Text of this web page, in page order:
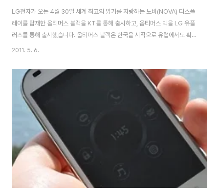
LG전자가 오는 4월 30일 세계 최고의 밝기를 자랑하는 노바(NOVA) 디스플
레이를 탑재한 옵티머스 블랙을 KT를 통해 출시하고, 옵티머스 빅을 LG 유플
러스를 통해 출시했습니다. 옵티머스 블랙은 한국을 시작으로 유럽에서도 확대
출시할 예정인 글로벌 전략폰으로 옵티머스라는 LG의 안드로이드 스마트폰
합니다. 옵티머스 빅의 경우도 큰 디스플레이를 바탕으로 멀티미디어에 특성화
된 스마트폰입니다. 옵티머스 블랙의 쿼트런트 점수 측정은 2회 했는데요. 점
수는 1200~1400점 대가 나오네요. 옵티머스 블랙 스팩 디스플레이 : 4인치
노바 디스플레이 LCD(WVGA 800*480) CPU : T1 OMAP 3630 1GHz
RAM : 51..
2011. 5. 6.